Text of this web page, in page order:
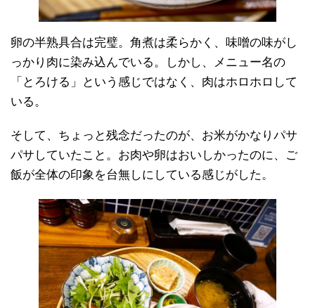
卵の半熟具合は完璧。角煮は柔らかく、味噌の味がし
っかり肉に染み込んでいる。しかし、メニュー名の
「とろける」という感じではなく、肉はホロホロして
いる。
そして、ちょっと残念だったのが、お米がかなりパサ
パサしていたこと。お肉や卵はおいしかったのに、ご
飯が全体の印象を台無しにしている感じがした。